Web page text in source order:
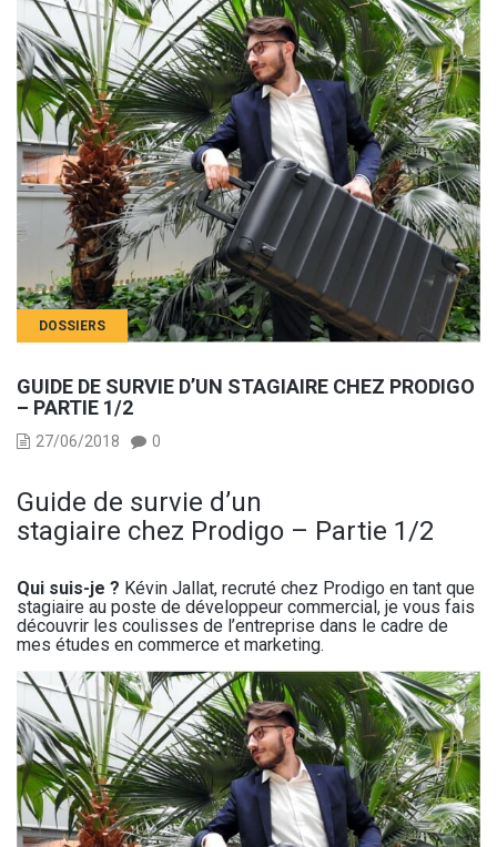
DOSSIERS
GUIDE DE SURVIE D’UN STAGIAIRE CHEZ PRODIGO
– PARTIE 1/2
27/06/2018 0
Guide de survie d’un
stagiaire chez Prodigo – Partie 1/2
Qui suis-je ? Kévin Jallat, recruté chez Prodigo en tant que
stagiaire au poste de développeur commercial, je vous fais
découvrir les coulisses de l’entreprise dans le cadre de
mes études en commerce et marketing.